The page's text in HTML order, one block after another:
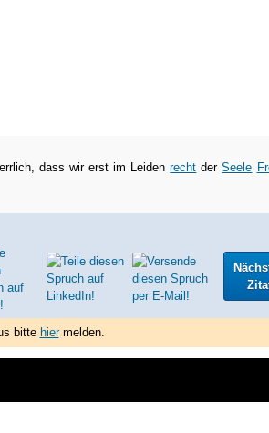
dass wir erst im Leidenrecht derSeele
bitte hiermelden.